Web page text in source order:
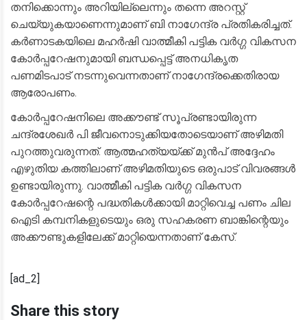
തനിക്കൊന്നും അറിയില്ലെന്നും തന്നെ അറസ്റ്റ്
ചെയ്യുകയാണെന്നുമാണ് ബി നാഗേന്ദ്ര പ്രതികരിച്ചത്.
കർണാടകയിലെ മഹർഷി വാത്മീകി പട്ടിക വർഗ്ഗ വികസന
കോർപ്പറേഷനുമായി ബന്ധപ്പെട്ട് അനധികൃത
പണമിടപാട് നടന്നുവെന്നതാണ് നാഗേന്ദ്രക്കെതിരായ
ആരോപണം.
കോർപ്പറേഷനിലെ അക്കൗണ്ട് സൂപ്രണ്ടായിരുന്ന
ചന്ദ്രശേഖർ പി ജീവനൊടുക്കിയതോടെയാണ് അഴിമതി
പുറത്തുവരുന്നത്. ആത്മഹത്യയ്ക്ക് മുൻപ് അദ്ദേഹം
എഴുതിയ കത്തിലാണ് അഴിമതിയുടെ ഒരുപാട് വിവരങ്ങൾ
ഉണ്ടായിരുന്നു. വാത്മീകി പട്ടിക വർഗ്ഗ വികസന
കോർപ്പറേഷന്റെ പദ്ധതികൾക്കായി മാറ്റിവെച്ച പണം ചില
ഐടി കമ്പനികളുടെയും ഒരു സഹകരണ ബാങ്കിന്റെയും
അക്കൗണ്ടുകളിലേക്ക് മാറ്റിയെന്നതാണ് കേസ്.
[ad_2]
Share this story